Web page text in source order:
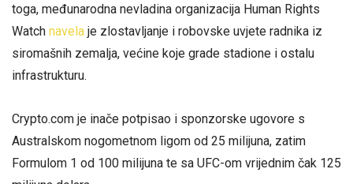
toga, međunarodna nevladina organizacija Human Rights
Watch navela je zlostavljanje i robovske uvjete radnika iz
siromašnih zemalja, većine koje grade stadione i ostalu
infrastrukturu.
Crypto.com je inače potpisao i sponzorske ugovore s
Australskom nogometnom ligom od 25 milijuna, zatim
Formulom 1 od 100 milijuna te sa UFC-om vrijednim čak 125